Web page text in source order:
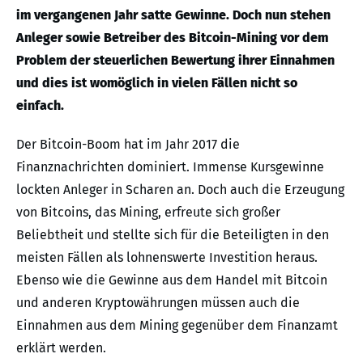
im vergangenen Jahr satte Gewinne. Doch nun stehen
Anleger sowie Betreiber des Bitcoin-Mining vor dem
Problem der steuerlichen Bewertung ihrer Einnahmen
und dies ist womöglich in vielen Fällen nicht so
einfach.
Der Bitcoin-Boom hat im Jahr 2017 die
Finanznachrichten dominiert. Immense Kursgewinne
lockten Anleger in Scharen an. Doch auch die Erzeugung
von Bitcoins, das Mining, erfreute sich großer
Beliebtheit und stellte sich für die Beteiligten in den
meisten Fällen als lohnenswerte Investition heraus.
Ebenso wie die Gewinne aus dem Handel mit Bitcoin
und anderen Kryptowährungen müssen auch die
Einnahmen aus dem Mining gegenüber dem Finanzamt
erklärt werden.